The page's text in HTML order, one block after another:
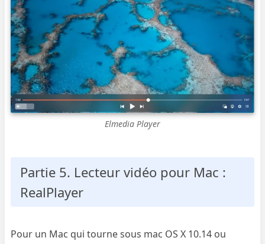
Elmedia Player
Partie 5. Lecteur vidéo pour Mac :
RealPlayer
Pour un Mac qui tourne sous mac OS X 10.14 ou